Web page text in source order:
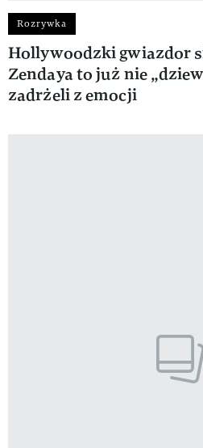
Rozrywka
Hollywoodzki gwiazdor
Zendaya to już nie
zadrżeli z emocji